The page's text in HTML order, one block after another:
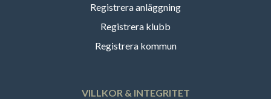
Registrera anläggning
Registrera klubb
Registrera kommun
VILLKOR & INTEGRITET